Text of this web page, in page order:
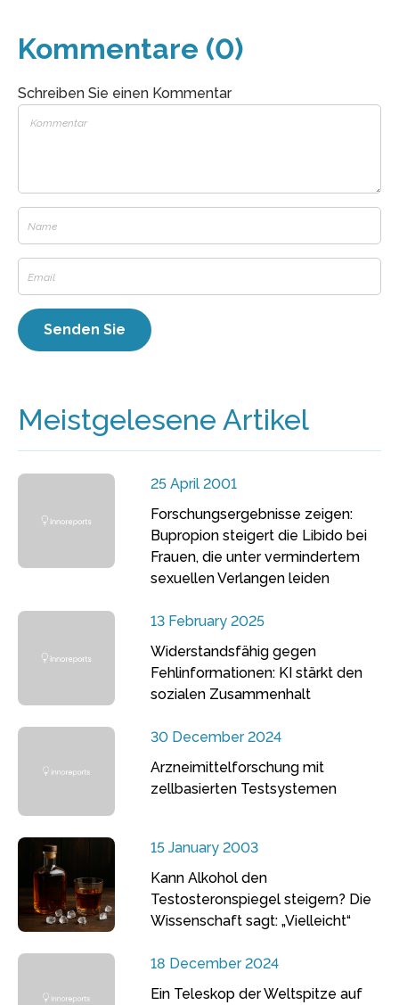
Kommentare (0)
Schreiben Sie einen Kommentar
Meistgelesene Artikel
25 April 2001
Forschungsergebnisse zeigen:
Bupropion steigert die Libido bei
Frauen, die unter vermindertem
sexuellen Verlangen leiden
13 February 2025
Widerstandsfähig gegen
Fehlinformationen: KI stärkt den
sozialen Zusammenhalt
30 December 2024
Arzneimittelforschung mit
zellbasierten Testsystemen
15 January 2003
Kann Alkohol den
Testosteronspiegel steigern? Die
Wissenschaft sagt: „Vielleicht“
18 December 2024
Ein Teleskop der Weltspitze auf